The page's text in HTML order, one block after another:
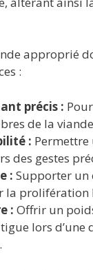
approprié
:
précis :
de la
: Permettre
des gestes
: Supporter un
la prolifération
: Offrir un
lors d’une